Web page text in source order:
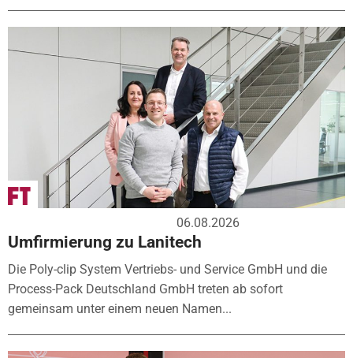
06.08.2026
Umfirmierung zu Lanitech
Die Poly-clip System Vertriebs- und Service GmbH und die
Process-Pack Deutschland GmbH treten ab sofort
gemeinsam unter einem neuen Namen...